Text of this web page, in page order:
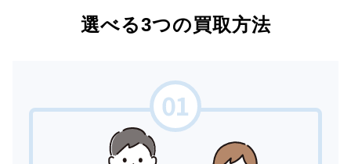
選べる3つの買取方法